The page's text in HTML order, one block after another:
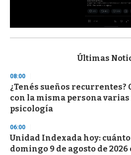
s
d
s
o
f
3
s
e
c
o
Últimas
08:00
¿Tenés sueños recurrentes?
con la misma persona varias
psicología
06:00
Unidad Indexada hoy:
domingo 9 de agosto de